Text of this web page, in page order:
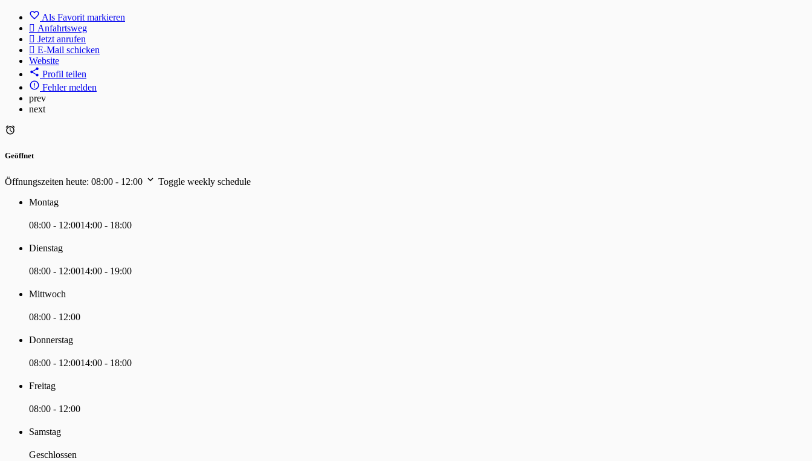
Als Favorit markieren
Anfahrtsweg
Jetzt anrufen
E-Mail schicken
Website
Profil teilen
Fehler melden
prev
next
Geöffnet
Öffnungszeiten heute: 08:00 - 12:00
Toggle weekly schedule
Montag
08:00 - 12:0014:00 - 18:00
Dienstag
08:00 - 12:0014:00 - 19:00
Mittwoch
08:00 - 12:00
Donnerstag
08:00 - 12:0014:00 - 18:00
Freitag
08:00 - 12:00
Samstag
Geschlossen